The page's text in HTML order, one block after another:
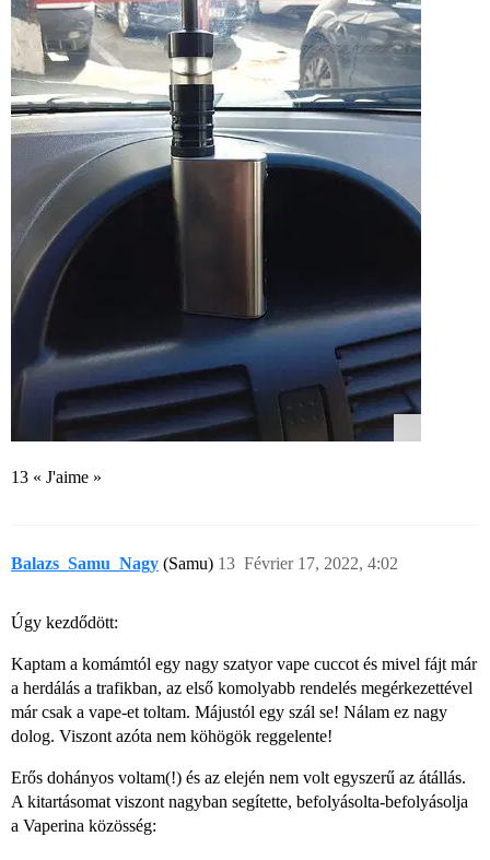
13 « J'aime »
Balazs_Samu_Nagy (Samu) Février 17, 2022, 4:02
13
Úgy kezdődött:
Kaptam a komámtól egy nagy szatyor vape cuccot és mivel fájt már
a herdálás a trafikban, az első komolyabb rendelés megérkezettével
már csak a vape-et toltam. Májustól egy szál se! Nálam ez nagy
dolog. Viszont azóta nem köhögök reggelente!
Erős dohányos voltam(!) és az elején nem volt egyszerű az átállás.
A kitartásomat viszont nagyban segítette, befolyásolta-befolyásolja
a Vaperina közösség: